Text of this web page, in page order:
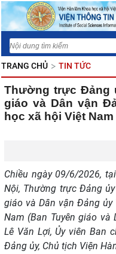
TRANG CHỦ TIN TỨC
Thường trực Đảng
giáo và Dân vận
học xã hội Việt Nam
Chiều ngày 09/6/2026,
Nội, Thường trực Đảng
giáo và Dân vận Đảng
Nam (Ban Tuyên giáo và
Lê Văn Lợi, Ủy viên Ban
Đảng ủy, Chủ tịch Viện